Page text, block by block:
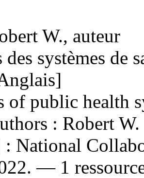
W., auteur
systèmes de
of public health
: Robert
: National
— 1